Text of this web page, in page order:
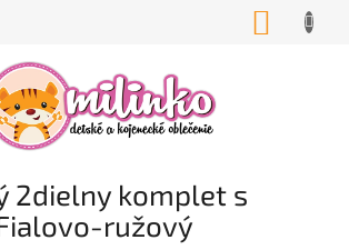
2dielny komplet s
ružový